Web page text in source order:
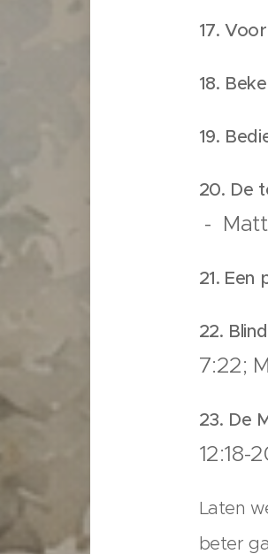
17.
18.
19.
20. De
-
21.
22.
7:22;
23. De
12:18-
Laten
beter